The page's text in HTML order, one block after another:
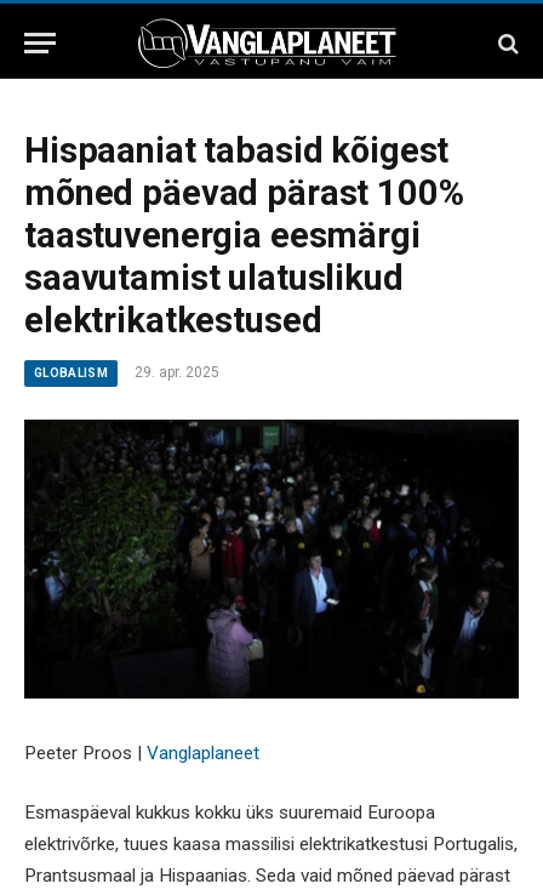
Hispaaniat tabasid kõigest
mõned päevad pärast 100%
taastuvenergia eesmärgi
saavutamist ulatuslikud
elektrikatkestused
GLOBALISM 29. apr. 2025
Peeter Proos | Vanglaplaneet
Esmaspäeval kukkus kokku üks suuremaid Euroopa
elektrivõrke, tuues kaasa massilisi elektrikatkestusi Portugalis,
Prantsusmaal ja Hispaanias. Seda vaid mõned päevad pärast